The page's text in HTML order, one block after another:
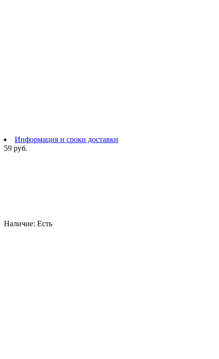
Информация и сроки доставки
59 руб.
Наличие: Есть